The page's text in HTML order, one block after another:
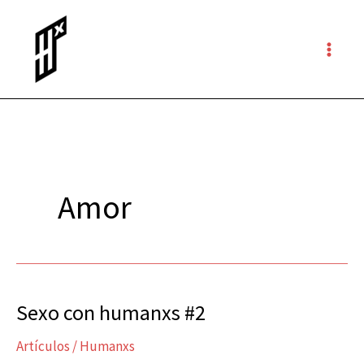
contenido
Amor
Sexo con humanxs #2
Artículos /Humanxs
Sexo
humanxs